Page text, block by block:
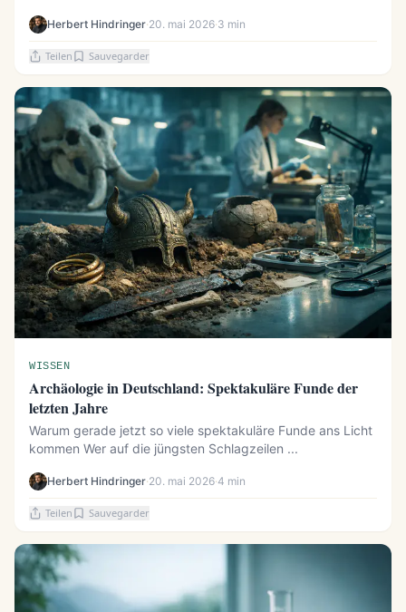
Herbert Hindringer·20. mai 2026·3 min
Teilen Sauvegarder
WISSEN
Archäologie in Deutschland: Spektakuläre Funde der
letzten Jahre
Warum gerade jetzt so viele spektakuläre Funde ans Licht
kommen Wer auf die jüngsten Schlagzeilen ...
Herbert Hindringer·20. mai 2026·4 min
Teilen Sauvegarder